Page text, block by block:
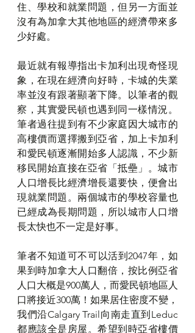
住、學校和就業問題，但另一方面並
沒有為加拿大其他地區的經濟帶來多
少好處。
最近就有報導指出卡加利出現奇怪現
象，在現在經濟向好時，卡城的失業
率並沒有跟著顯著下降。以筆者的觀
察，其實愛民頓也遇到同一樣情況。
筆者過往提到有不少家庭因大城市的
高樓價而選擇搬到亞省，加上卡加利
和愛民頓逐漸開始多人認識，不少新
移民開始直接在亞省「抵壘」。城市
人口增長比經濟增長還要快，便會出
現就業問題。兩個城市的學校容量也
已經成為長期問題，所以城市人口增
長太快也不一定是好事。
筆者不知道可不可以活到2047年，如
果到時加拿大人口翻倍，按比例亞省
人口大概是900萬人，而愛民頓地區人
口將接近300萬！如果居住密度不變，
我們沿Calgary Trail向南走直到Leduc
都應該全是房屋。希望到時亞省樓價